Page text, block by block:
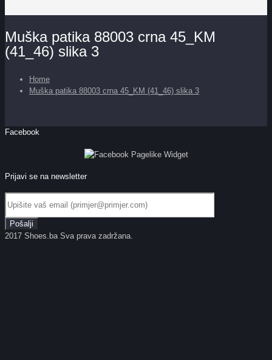
Muška patika 88003 crna 45_KM
(41_46) slika 3
Home
Muška patika 88003 crna 45_KM (41_46) slika 3
Facebook
Prijavi se na newsletter
2017 Shoes.ba Sva prava zadržana.